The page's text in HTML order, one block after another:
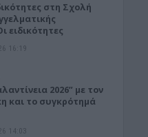
στη Σχολή
ειδικότητες
16:19
2026” με τον
και το συγκρότημά
14:03